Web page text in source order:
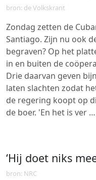
bron: de Volkskrant
Zondag zetten de
Santiago. Zijn nu ook
begraven? Op het
in en buiten de
Drie daarvan geven
laten slachten zodat
de regering koopt op
de boer. 'En het is ver …
‘Hij doet niks
bron: NRC